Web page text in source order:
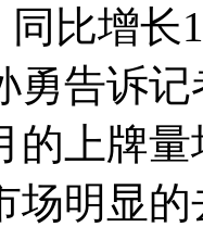
同比增
勇告诉
的上牌
场明显